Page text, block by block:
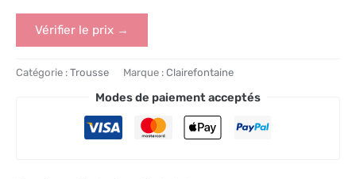
Vérifier le prix →
Catégorie : Trousse Marque : Clairefontaine
Modes de paiement acceptés